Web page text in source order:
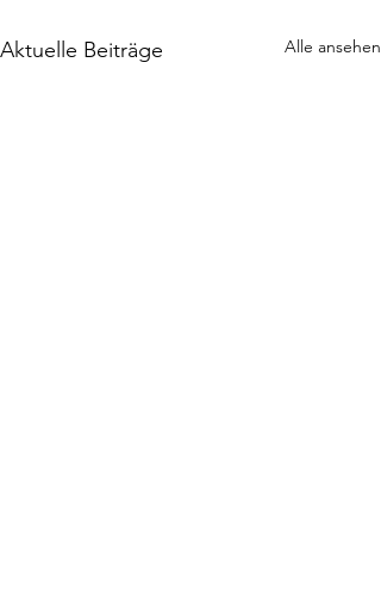
Aktuelle Beiträge Alle ansehen